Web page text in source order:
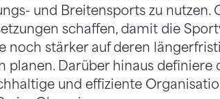
und Breitensports zu nutzen.
schaffen, damit die
noch stärker auf deren
planen. Darüber hinaus definiere
und effiziente